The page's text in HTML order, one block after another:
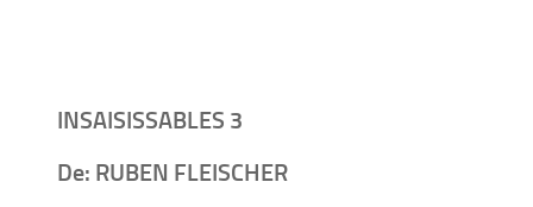
INSAISISSABLES 3
De: RUBEN FLEISCHER